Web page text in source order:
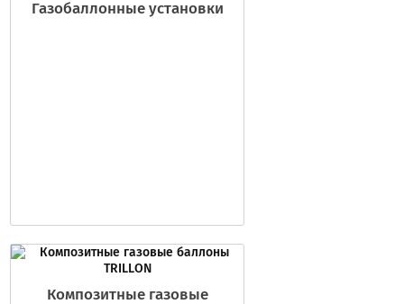
Газобаллонные установки
Композитные газовые